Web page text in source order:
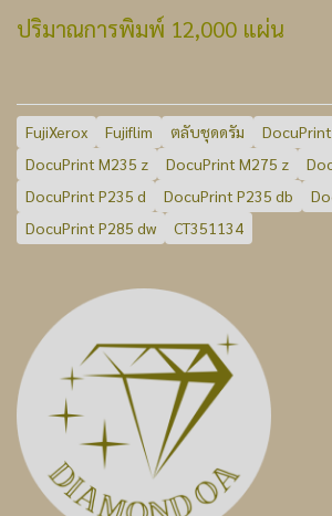
ปริมาณการพิมพ์ 12,000 แผ่น
FujiXerox Fujiflim ตลับชุดดรัม
DocuPrint M235 z
DocuPrint M275 z
DocuPrint P235 d
DocuPrint P235 db
DocuPrint P285 dw
CT351134